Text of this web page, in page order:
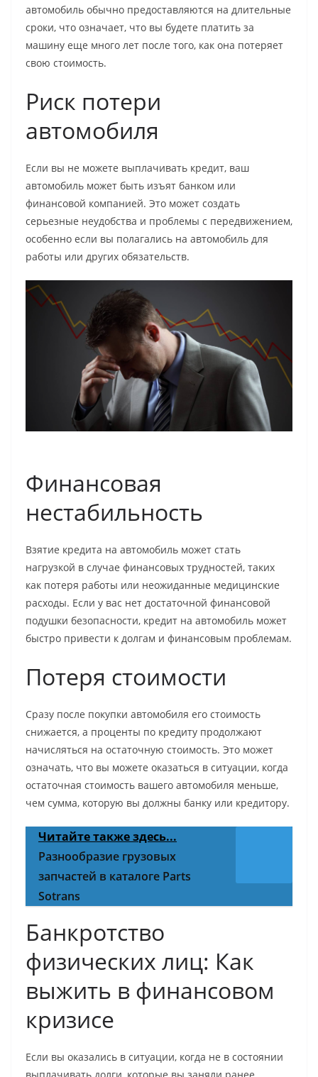
автомобиль обычно предоставляются на длительные
сроки, что означает, что вы будете платить за
машину еще много лет после того, как она потеряет
свою стоимость.
Риск потери
автомобиля
Если вы не можете выплачивать кредит, ваш
автомобиль может быть изъят банком или
финансовой компанией. Это может создать
серьезные неудобства и проблемы с передвижением,
особенно если вы полагались на автомобиль для
работы или других обязательств.
Финансовая
нестабильность
Взятие кредита на автомобиль может стать
нагрузкой в случае финансовых трудностей, таких
как потеря работы или неожиданные медицинские
расходы. Если у вас нет достаточной финансовой
подушки безопасности, кредит на автомобиль может
быстро привести к долгам и финансовым проблемам.
Потеря стоимости
Сразу после покупки автомобиля его стоимость
снижается, а проценты по кредиту продолжают
начисляться на остаточную стоимость. Это может
означать, что вы можете оказаться в ситуации, когда
остаточная стоимость вашего автомобиля меньше,
чем сумма, которую вы должны банку или кредитору.
Читайте также здесь...
Разнообразие грузовых
запчастей в каталоге Parts
Sotrans
Банкротство
физических лиц: Как
выжить в финансовом
кризисе
Если вы оказались в ситуации, когда не в состоянии